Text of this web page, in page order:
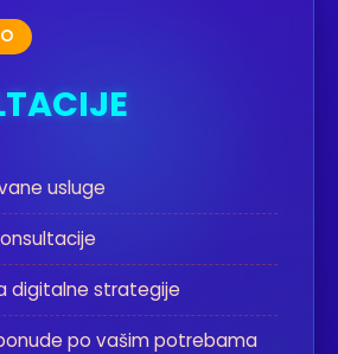
usluge
digitalne strategije
po vašim potrebama